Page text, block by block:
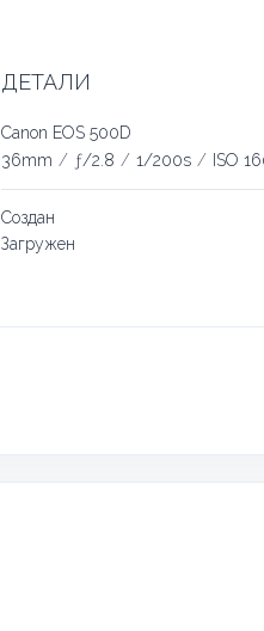
ДЕТАЛИ
Canon EOS 500D
36mm / ƒ/2.8 / 1/200s / ISO
Создан
Загружен